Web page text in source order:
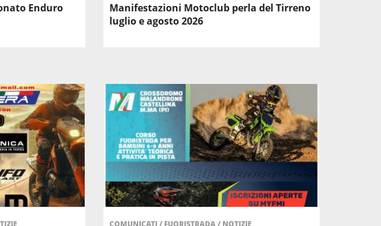
Enduro
Manifestazioni Motoclub perla del Tirreno
luglio e agosto 2026
COMUNICATI/ FUORISTRADA/ NOTIZIE